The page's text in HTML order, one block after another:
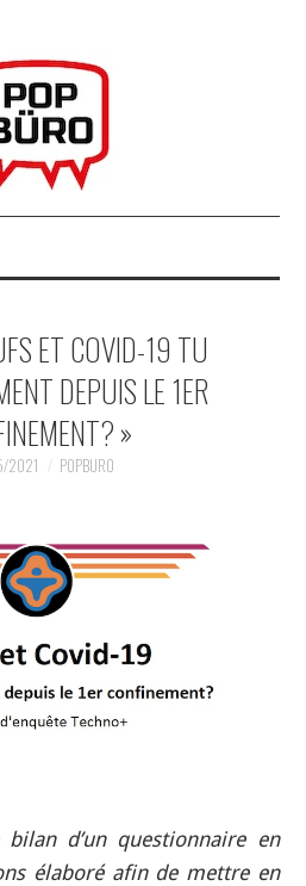
ET COVID-19 TU
DEPUIS LE 1ER
»
2021 POPBURO
d’un questionnaire en
élaboré afin de mettre en